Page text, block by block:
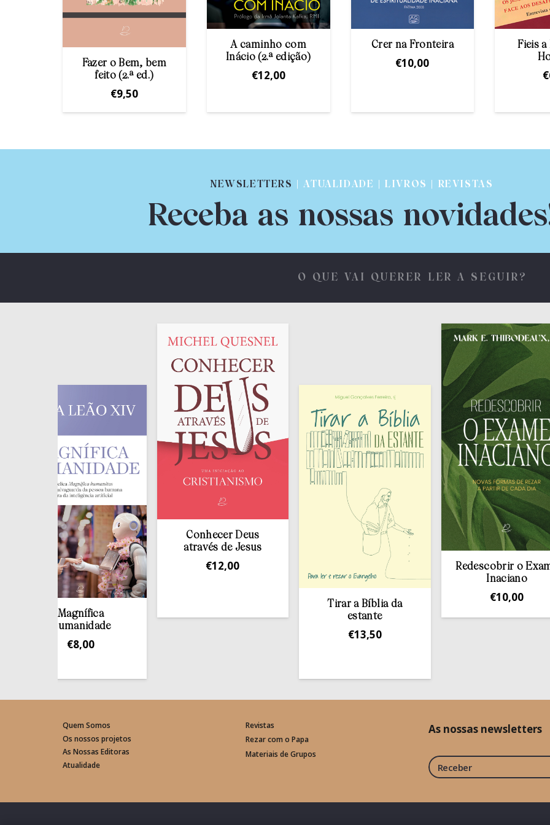
Fazer o Bem, bem
feito (2.ª ed.)
€9,50
A caminho com
Inácio (2.ª edição)
€12,00
Crer na Fronteira
€10,00
Fieis a
€
NEWSLETTERS | ATUALIDADE | LIVROS | REVISTAS
Receba as nossas
O QUE VAI QUERER LER A SEGUIR?
Conhecer Deus
através de Jesus
Tirar a Bíblia da
Redescobrir o Exame
Quem Somos
Os nossos projetos
As Nossas Editoras
Atualidade
Revistas
Rezar com o Papa
Materiais de Grupos
As nossas newsletters
Receber